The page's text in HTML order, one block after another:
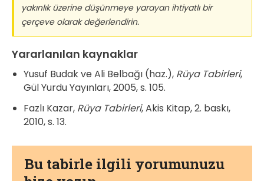
yakınlık üzerine düşünmeye yarayan ihtiyatlı bir
çerçeve olarak değerlendirin.
Yararlanılan kaynaklar
Yusuf Budak ve Ali Belbağı (haz.), Rüya Tabirleri,
Gül Yurdu Yayınları, 2005, s. 105.
Fazlı Kazar, Rüya Tabirleri, Akis Kitap, 2. baskı,
2010, s. 13.
Bu tabirle ilgili yorumunuzu